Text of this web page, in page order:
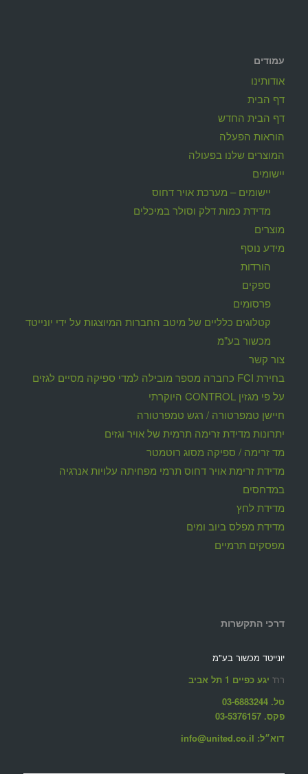
עמודים
אודותינו
דף הבית
דף הבית החדש
הוראות הפעלה
המוצרים שלנו בפעולה
יישומים
יישומים – מערכת אויר דחוס
מדידת כמות דלק וסולר במיכלים
מוצרים
מידע נוסף
הורדות
ספקים
פרסומים
קטלוגים כלליים של מיטב החברות המיוצגות על ידי יונייטד
מכשור בע"מ
צור קשר
בחירת FCI כחברה מספר מובילה למדי ספיקה מסיים לגזים
על פי מגזין CONTROL היוקרתי
חיישן טמפרטורה / רגש טמפרטורה
יתרונות מדידת זרימה תרמית של אויר וגזים
מד זרימה / ספיקה מסוג רוטמטר
מדידת זרימת אויר דחוס תרמי מפחיתה עלויות אנרגיה
במדחסים
מדידת לחץ
מדידת מפלס ביוב ומים
מפסקים תרמיים
דרכי התקשרות
יונייטד מכשור בע"מ
רח' יגע כפיים 1 תל אביב
טל. 03-6883244
פקס. 03-5376157
דוא״ל: info@united.co.il